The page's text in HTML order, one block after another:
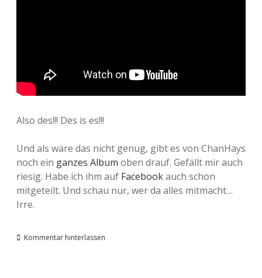
Also des!!! Des is es!!!
Und als wäre das nicht genug, gibt es von ChanHays
noch ein ganzes Album oben drauf. Gefällt mir auch
riesig. Habe ich ihm auf Facebookauch schon
mitgeteilt. Und schau nur, wer da alles mitmacht…
Irre.
Kommentar hinterlassen